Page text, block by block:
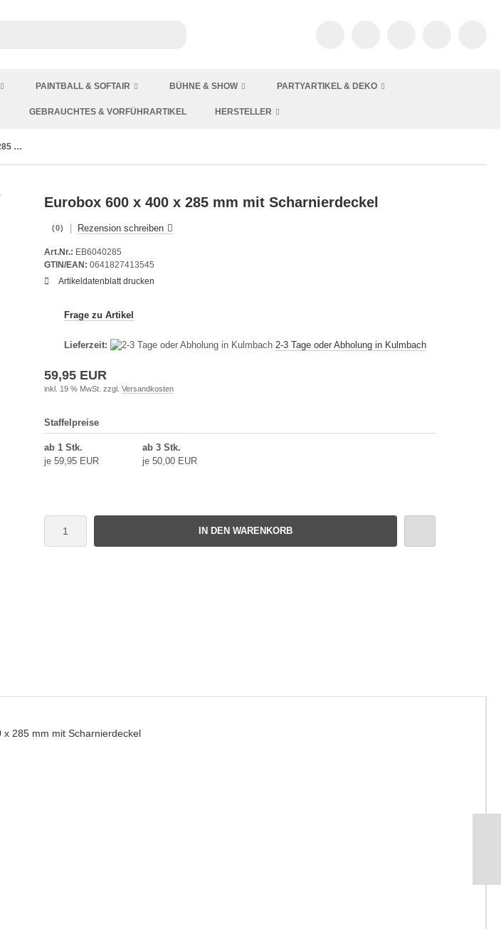
PAINTBALL & SOFTAIR BÜHNE & SHOW PARTYARTIKEL & DEKO
GEBRAUCHTES & VORFÜHRARTIKEL HERSTELLER
Eurobox 600 x 400 x 285 mm mit Scharnierdeckel
Eurobox 600 x 400 x 285 mm mit Scharnierdeckel
(0) Rezension schreiben
Art.Nr.: EB6040285
GTIN/EAN: 0641827413545
Artikeldatenblatt drucken
Frage zu Artikel
Lieferzeit: 2-3 Tage oder Abholung in Kulmbach
59,95 EUR
inkl. 19 % MwSt. zzgl. Versandkosten
Staffelpreise
ab 1 Stk.
je 59,95 EUR
ab 3 Stk.
je 50,00 EUR
IN DEN WARENKORB